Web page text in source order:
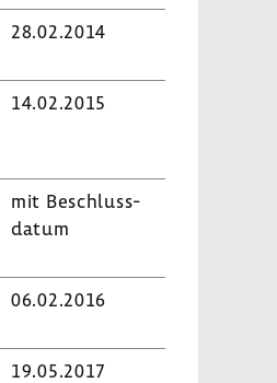
28.02.2014
14.02.2015
mit Beschluss­
datum
06.02.2016
19.05.2017